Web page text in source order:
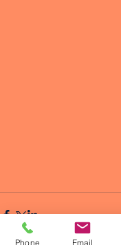
Phone Email